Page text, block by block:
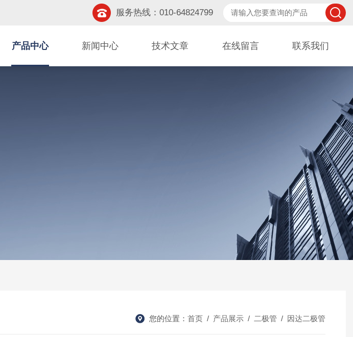
服务热线：010-64824799
产品中心 新闻中心 技术文章 在线留言 联系我们
您的位置： 首页 / 产品展示 / 二极管 / 因达二极管